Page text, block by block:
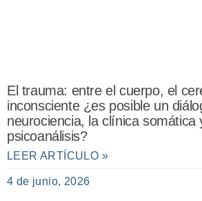
El trauma: entre el cuerpo, el
inconsciente ¿es posible un
neurociencia, la clínica somática
psicoanálisis?
LEER ARTÍCULO »
4 de junio, 2026